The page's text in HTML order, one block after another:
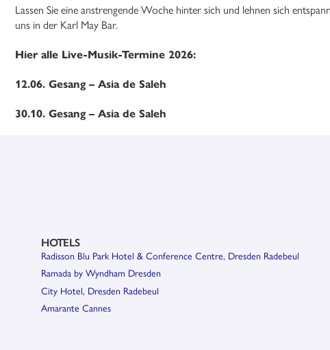
Lassen Sie eine anstrengende Woche hinter sich und lehnen sich
uns in der Karl May Bar.
Hier alle Live-Musik-Termine 2026:
12.06. Gesang – Asia de Saleh
30.10. Gesang – Asia de Saleh
HOTELS
Radisson Blu Park Hotel & Conference Centre, Dresden Radebeul
Ramada by Wyndham Dresden
City Hotel, Dresden Radebeul
Amarante Cannes